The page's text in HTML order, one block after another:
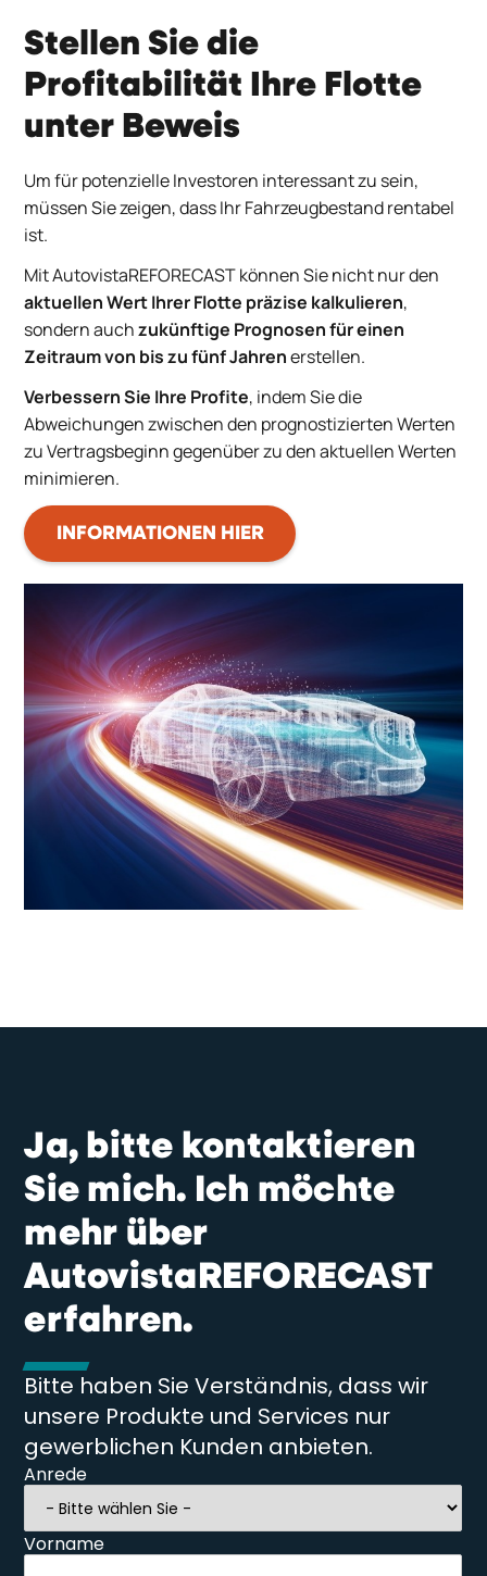
Stellen Sie die
Profitabilität Ihre Flotte
unter Beweis
Um für potenzielle Investoren interessant zu sein,
müssen Sie zeigen, dass Ihr Fahrzeugbestand rentabel
ist.
Mit AutovistaREFORECAST können Sie nicht nur den
aktuellen Wert Ihrer Flotte präzise kalkulieren,
sondern auchzukünftige Prognosen für einen
Zeitraum von bis zu fünf Jahrenerstellen.
Verbessern Sie Ihre Profite, indem Sie die
Abweichungen zwischen den prognostizierten Werten
zu Vertragsbeginn gegenüber zu den aktuellen Werten
minimieren.
INFORMATIONEN HIER
Ja, bitte kontaktieren
Sie mich. Ich möchte
mehr über
AutovistaREFORECAST
erfahren.